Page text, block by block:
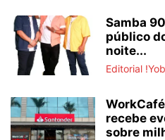
Samba
público
noite...
Editorial
recebe
sobre